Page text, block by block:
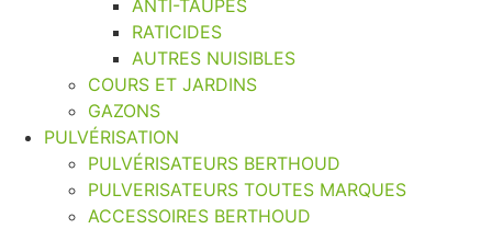
ANTI-TAUPES
RATICIDES
AUTRES NUISIBLES
COURS ET JARDINS
GAZONS
PULVÉRISATION
PULVÉRISATEURS BERTHOUD
PULVERISATEURS TOUTES MARQUES
ACCESSOIRES BERTHOUD